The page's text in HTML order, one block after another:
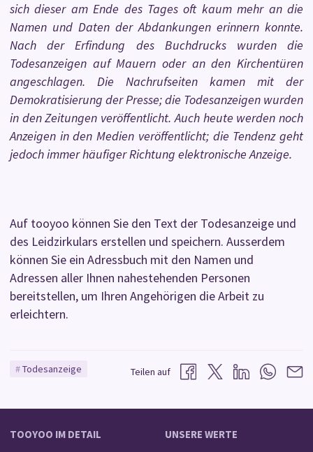
sich dieser am Ende des Tages oft kaum mehr an die
Namen und Daten der Abdankungen erinnern konnte.
Nach der Erfindung des Buchdrucks wurden die
Todesanzeigen auf Mauern oder an den Kirchentüren
angeschlagen. Die Nachrufseiten kamen mit der
Demokratisierung der Presse; die Todesanzeigen wurden
in den Zeitungen veröffentlicht. Auch heute werden noch
Anzeigen in den Medien veröffentlicht; die Tendenz geht
jedoch immer häufiger Richtung elektronische Anzeige.
Auf tooyoo können Sie den Text der Todesanzeige und
des Leidzirkulars erstellen und speichern. Ausserdem
können Sie ein Adressbuch mit den Namen und
Adressen aller Ihnen nahestehenden Personen
bereitstellen, um Ihren Angehörigen die Arbeit zu
erleichtern.
Todesanzeige Teilen auf
TOOYOO IM DETAIL
UNSERE WERTE